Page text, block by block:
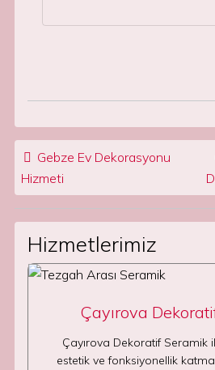
Post navigation
Gebze Ev Dekorasyonu
Hizmeti
Hizmetlerimiz
Çayırova
Çayırova Dekoratif Seramik
estetik ve fonksiyonellik